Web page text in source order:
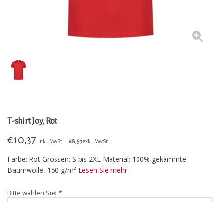
T-shirt Joy, Rot
€10,37 Inkl. MwSt. €8,57exkl. MwSt.
Farbe: Rot Grössen: S bis 2XL Material: 100% gekämmte
Baumwolle, 150 g/m² Lesen Sie mehr
Bitte wählen Sie: *